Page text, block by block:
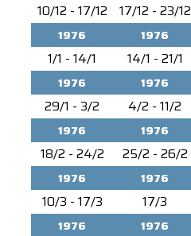
10/12 - 17/12 17/12 - 23/12
1976
1/1 - 14/1
1976
14/1 - 21/1
1976
29/1 - 3/2
1976
4/2 - 11/2
1976
18/2 - 24/2
1976
25/2 - 26/2
1976
10/3 - 17/3
1976
17/3
1976 1976